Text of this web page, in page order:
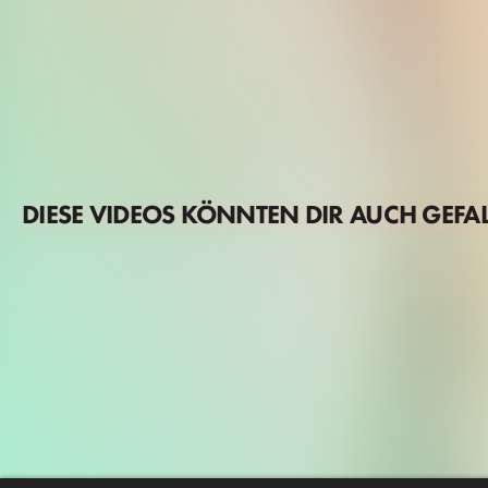
DIESE VIDEOS KÖNNTEN DIR AUCH